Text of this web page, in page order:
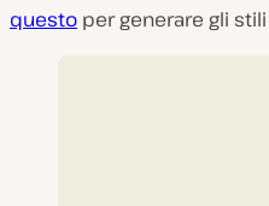
questo per generare gli